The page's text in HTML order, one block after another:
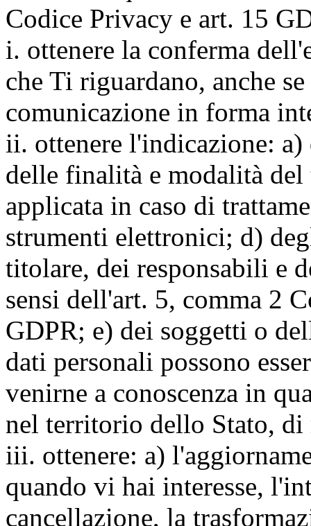
Codice Privacy e art. 15
i. ottenere la conferma
che Ti riguardano, anche
comunicazione in forma
ii. ottenere l'indicazione:
delle finalità e modalità
applicata in caso di
strumenti elettronici; d)
titolare, dei responsabili e
sensi dell'art. 5, comma 2
GDPR; e) dei soggetti o
dati personali possono
venirne a conoscenza in
nel territorio dello Stato,
iii. ottenere: a)
quando vi hai interesse,
cancellazione, la